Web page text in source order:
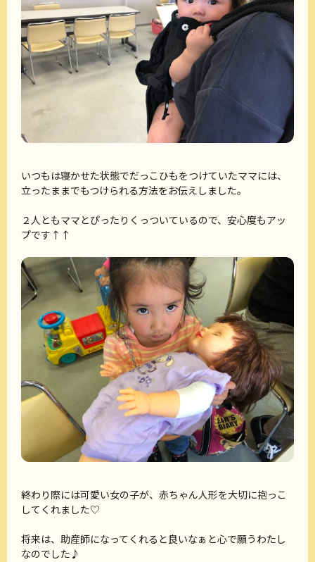
いつもは寝かせた状態でだっこひもをつけていたママには、
立ったままでもつけられる方法をお伝えしました。
２人ともママとぴったりくっついているので、安心度もアッ
プです↑↑
終わり際には可愛い女の子が、赤ちゃん人形を大切に抱っこ
してくれました♡
将来は、助産師になってくれると良いなぁと心で願うわたし
なのでした♪